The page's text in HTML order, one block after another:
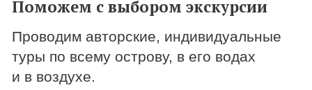
Написать в Whatsapp